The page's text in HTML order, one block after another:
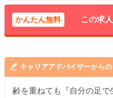
かんたん無料 この求
キャリアアドバイザーからの
齢を重ねても『自分の足で